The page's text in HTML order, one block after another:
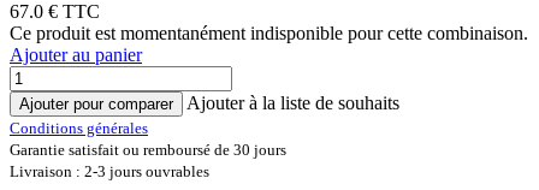
67.0 € TTC
Ce produit est momentanément indisponible pour cette combinaison.
Ajouter au panier
Ajouter pour comparer Ajouter à la liste de souhaits
Conditions générales
Garantie satisfait ou remboursé de 30 jours
Livraison : 2-3 jours ouvrables